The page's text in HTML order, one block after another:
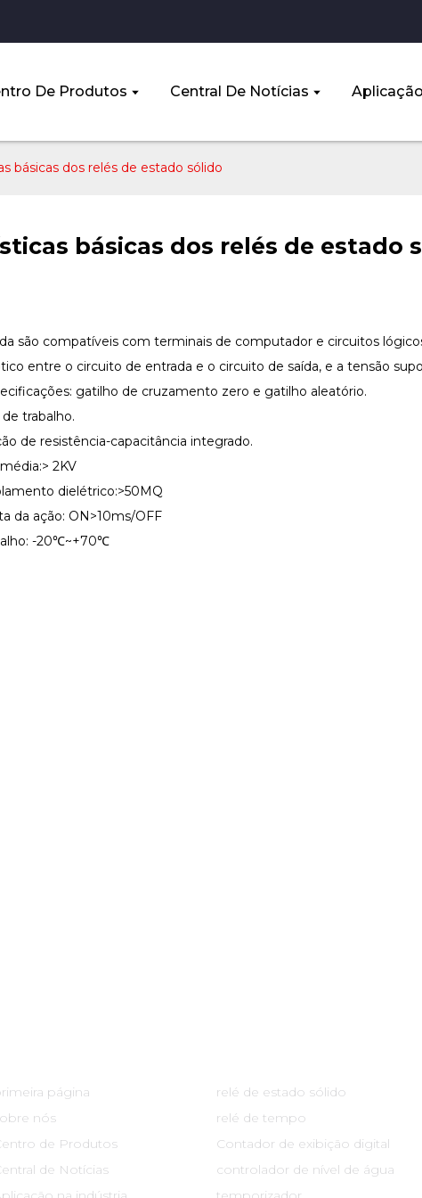
De Produtos Central De Notícias
básicas dos relés de estado sólido
básicas dos relés de estado
são compatíveis com terminais de computador e circuitos
entre o circuito de entrada e o circuito de saída, e a tensão
gatilho de cruzamento zero e gatilho aleatório.
trabalho.
de resistência-capacitância integrado.
2KV
dielétrico:>50MQ
da ação: ON>10ms/OFF
-20℃~+70℃
página
nós
de Produtos
de Notícias
relé de estado sólido
relé de tempo
Contador de exibição digital
controlador de nível de água